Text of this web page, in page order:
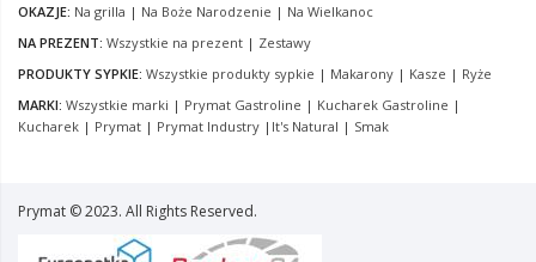
OKAZJE: Na grilla | Na Boże Narodzenie | Na Wielkanoc
NA PREZENT: Wszystkie na prezent | Zestawy
PRODUKTY SYPKIE: Wszystkie produkty sypkie | Makarony | Kasze | Ryże
MARKI: Wszystkie marki | Prymat Gastroline | Kucharek Gastroline |
Kucharek | Prymat | Prymat Industry | It's Natural | Smak
Prymat © 2023. All Rights Reserved.